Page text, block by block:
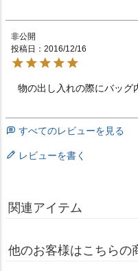
非公開
投稿日
2016/12/16
物の出し入れの際にバッグ
すべてのレビューを見る
レビューを書く
関連アイテム
他のお客様はこちらの